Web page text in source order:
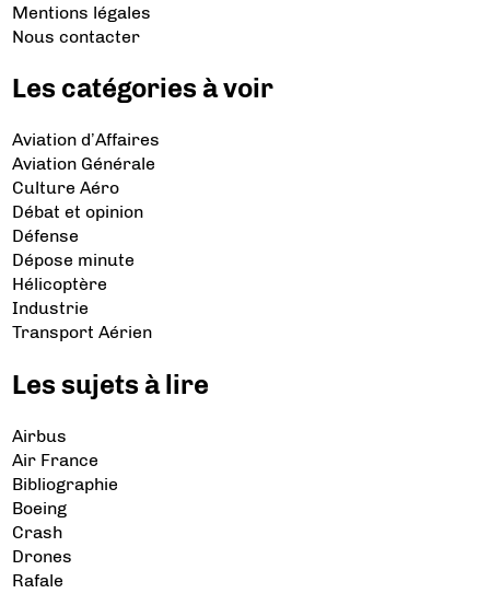
Mentions légales
Nous contacter
Les catégories à voir
Aviation d’Affaires
Aviation Générale
Culture Aéro
Débat et opinion
Défense
Dépose minute
Hélicoptère
Industrie
Transport Aérien
Les sujets à lire
Airbus
Air France
Bibliographie
Boeing
Crash
Drones
Rafale